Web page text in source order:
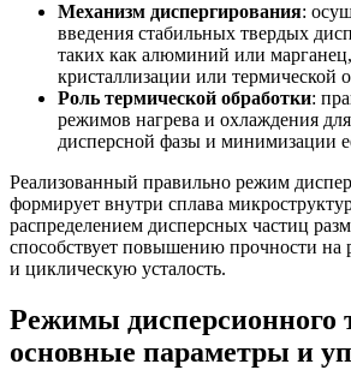
Механизм диспергирования:
введения стабильных твердых
таких как алюминий или
кристаллизации или термической
Роль термической обработки:
режимов нагрева и охлаждения
дисперсной фазы и минимизации
Реализованный правильно режим
формирует внутри сплава
распределением дисперсных частиц
способствует повышению прочности на
и циклическую усталость.
Режимы дисперсионного
основные параметры и